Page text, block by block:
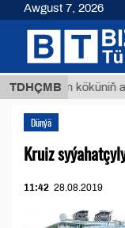
TDHÇMB
Buýan köküniň
Dünýä
Kruiz
11:42 28.08.2019
Awgust 7, 2026